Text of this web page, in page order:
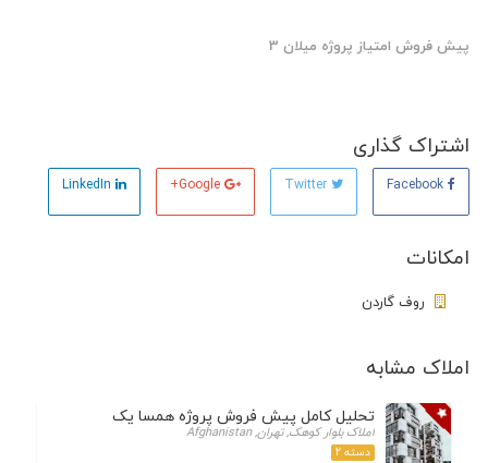
پیش فروش امتیاز پروژه میلان 3
اشتراک گذاری
Twitter
Google+
LinkedIn
امکانات
روف گاردن
املاک مشابه
تحلیل کامل پیش فروش پروژه همسا یک
املاک بلوار کوهک, تهران, Afghanistan
دسته 2